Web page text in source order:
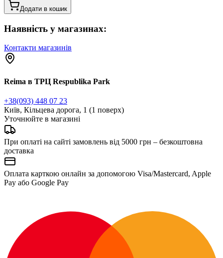
Додати в кошик
Наявність у магазинах:
Контакти магазинів
Reima в ТРЦ Respublika Park
+38(093) 448 07 23
Київ, Кільцева дорога, 1 (1 поверх)
Уточнюйте в магазині
При оплаті на сайті замовлень від 5000 грн – безкоштовна
доставка
Оплата карткою онлайн за допомогою Visa/Mastercard, Apple
Pay або Google Pay